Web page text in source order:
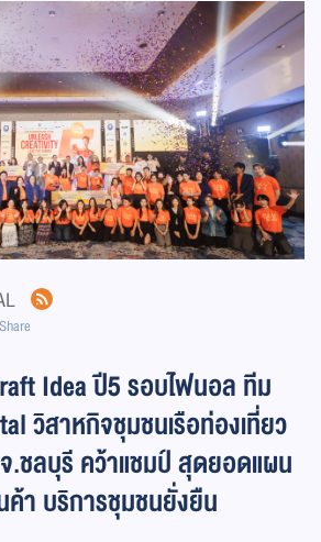
Share
Idea ปี5 รอบไฟนอล ทีม
วิสาหกิจชุมชนเรือท่องเที่ยว
.ชลบุรี คว้าแชมป์ สุดยอดแผน
า บริการชุมชนยั่งยืน